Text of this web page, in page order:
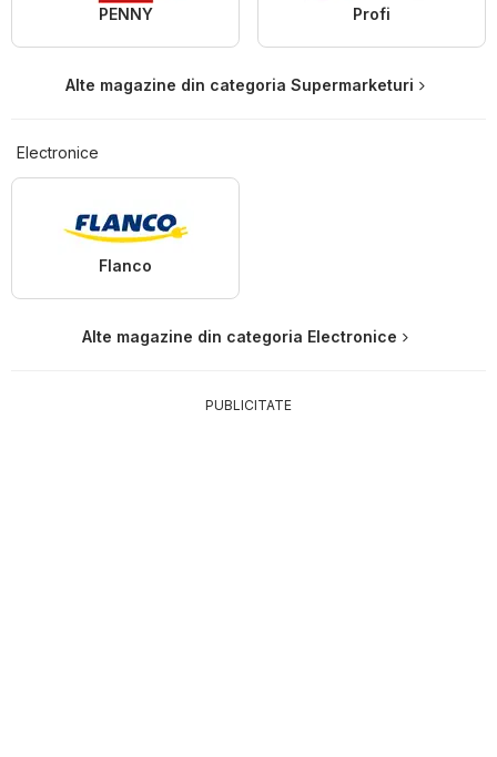
PENNY Profi
Alte magazine din categoria Supermarketuri
Electronice
Flanco
Alte magazine din categoria Electronice
PUBLICITATE